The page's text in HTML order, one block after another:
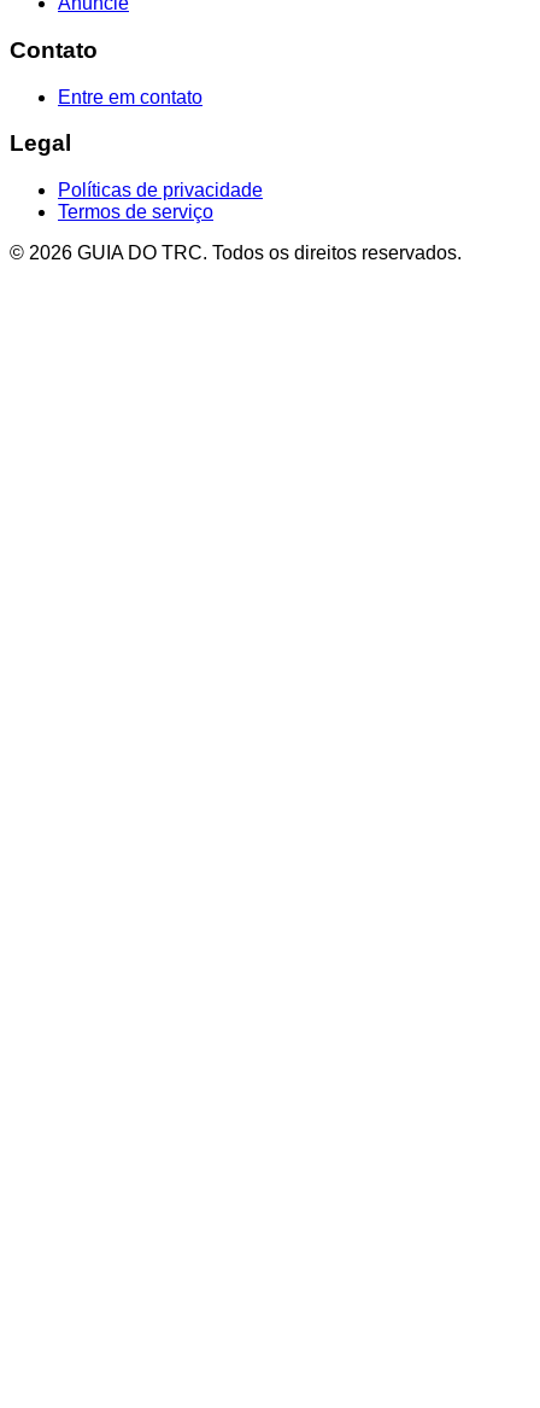
Contato
Entre em contato
Legal
Políticas de privacidade
Termos de serviço
© 2026 GUIA DO TRC. Todos os direitos reservados.